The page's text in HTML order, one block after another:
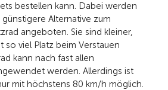
bestellen kann. Dabei werden
Alternative zum
angeboten. Sie sind kleiner,
so viel Platz beim Verstauen
kann nach fast allen
werden. Allerdings ist
mit höchstens 80 km/h möglich.